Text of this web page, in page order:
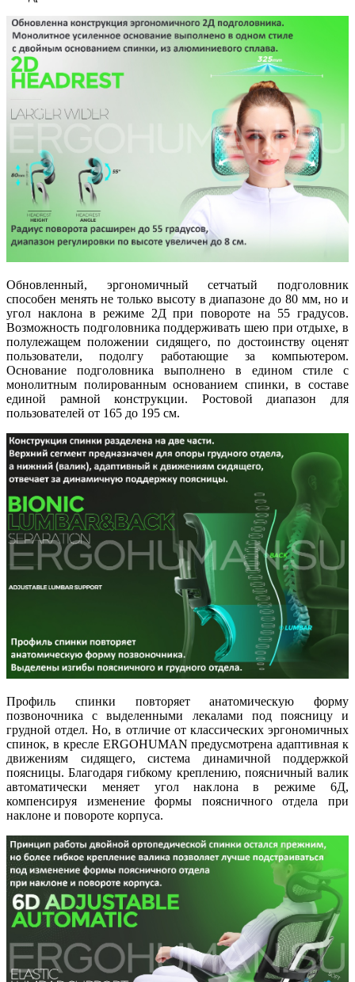
Обновленный, эргономичный сетчатый подголовник
способен менять не только высоту в диапазоне до 80 мм, но и
угол наклона в режиме 2Д при повороте на 55 градусов.
Возможность подголовника поддерживать шею при отдыхе, в
полулежащем положении сидящего, по достоинству оценят
пользователи, подолгу работающие за компьютером.
Основание подголовника выполнено в едином стиле с
монолитным полированным основанием спинки, в составе
единой рамной конструкции. Ростовой диапазон для
пользователей от 165 до 195 см.
Профиль спинки повторяет анатомическую форму
позвоночника с выделенными лекалами под поясницу и
грудной отдел. Но, в отличие от классических эргономичных
спинок, в кресле ERGOHUMAN предусмотрена адаптивная к
движениям сидящего, система динамичной поддержкой
поясницы. Благодаря гибкому креплению, поясничный валик
автоматически меняет угол наклона в режиме 6Д,
компенсируя изменение формы поясничного отдела при
наклоне и повороте корпуса.